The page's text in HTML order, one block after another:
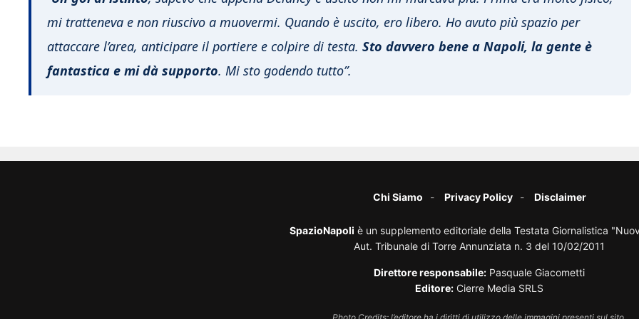
mi tratteneva e non riuscivo a muovermi. Quando è uscito, ero libero. Ho avuto più spazio per
attaccare l’area, anticipare il portiere e colpire di testa. Sto davvero bene a Napoli, la gente è
fantastica e mi dà supporto. Mi sto godendo tutto”.
Chi Siamo Privacy Policy Disclaimer
SpazioNapoli è un supplemento editoriale della Testata Giornalistica
Aut. Tribunale di Torre Annunziata n. 3 del 10/02/2011
Direttore responsabile: Pasquale Giacometti
Editore: Cierre Media SRLS